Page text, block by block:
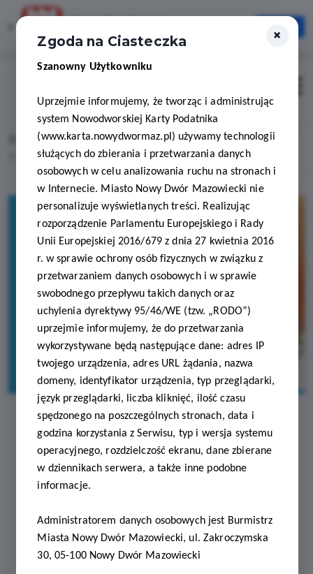
Szybciej, wygodniej, zawsze pod ręką
Otwórz
Home
Lista aktualności
Z kartą po blask! ABAK dołącza do NKP z atrakcyjnym rabatem!
2025-04-08
Z KARTĄ PO BLASK!
Z ATRAKCYJNYM
RABATEM!
×
Zgoda na Ciasteczka
Szanowny Użytkowniku
Uprzejmie informujemy, że tworząc i administrując
system Nowodworskiej Karty Podatnika
(www.karta.nowydwormaz.pl) używamy technologii
służących do zbierania i przetwarzania danych
osobowych w celu analizowania ruchu na stronach i
w Internecie. Miasto Nowy Dwór Mazowiecki nie
personalizuje wyświetlanych treści. Realizując
rozporządzenie Parlamentu Europejskiego i Rady
Unii Europejskiej 2016/679 z dnia 27 kwietnia 2016
r. w sprawie ochrony osób fizycznych w związku z
przetwarzaniem danych osobowych i w sprawie
swobodnego przepływu takich danych oraz
uchylenia dyrektywy 95/46/WE (tzw. „RODO”)
uprzejmie informujemy, że do przetwarzania
wykorzystywane będą następujące dane: adres IP
twojego urządzenia, adres URL żądania, nazwa
domeny, identyfikator urządzenia, typ przeglądarki,
język przeglądarki, liczba kliknięć, ilość czasu
spędzonego na poszczególnych stronach, data i
godzina korzystania z Serwisu, typ i wersja systemu
operacyjnego, rozdzielczość ekranu, dane zbierane
w dziennikach serwera, a także inne podobne
informacje.
Administratorem danych osobowych jest Burmistrz
Miasta Nowy Dwór Mazowiecki, ul. Zakroczymska
30, 05-100 Nowy Dwór Mazowiecki